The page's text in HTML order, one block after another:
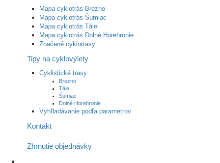
Mapa cyklotrás Brezno
Mapa cyklotrás Šumiac
Mapa cyklotrás Tále
Mapa cyklotrás Dolné Horehronie
Značené cyklotrasy
Tipy na cyklovýlety
Cyklistické trasy
Brezno
Tále
Šumiac
Dolné Horehronie
Vyhľladávanie podľa parametrov
Kontakt
Zhrnutie objednávky